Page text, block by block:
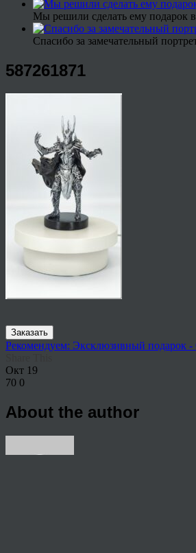
Мы решили сделать ему подарок
Спасибо за замечательный
587261871
Заказать
Рекомендуем: Эксклюзивный подарок -
Окт 19
70 0
About the author